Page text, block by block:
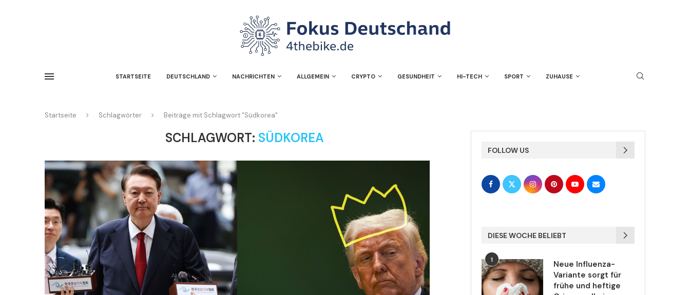
STARTSEITE DEUTSCHLAND NACHRICHTEN ALLGEMEIN CRYPTO GESUNDHEIT HI-TECH SPORT ZUHAUSE
Startseite Schlagwörter Beiträge mit Schlagwort "Südkorea"
SCHLAGWORT: SÜDKOREA
FOLLOW US
DIESE WOCHE BELIEBT
1
Neue Influenza-
Variante sorgt für
frühe und heftige